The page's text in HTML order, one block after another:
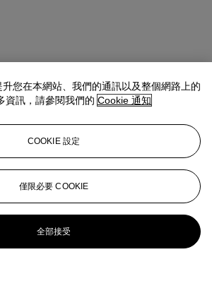
佳士得家居精品－雅
您在本網站、我們的通訊以及整個網路上的
資訊，請參閱我們的 Cookie 通知
COOKIE 設定
僅限必要 COOKIE
全部接受